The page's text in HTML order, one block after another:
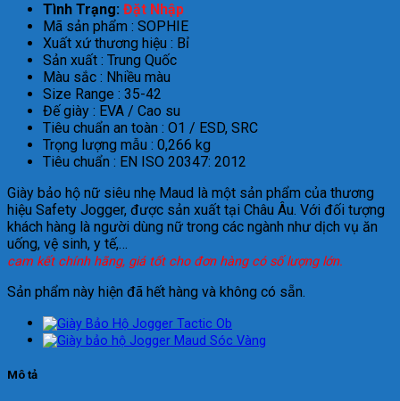
Tình Trạng: Đặt Nhập
Mã sản phẩm : SOPHIE
Xuất xứ thương hiệu : Bỉ
Sản xuất : Trung Quốc
Màu sắc : Nhiều màu
Size Range : 35-42
Đế giày : EVA / Cao su
Tiêu chuẩn an toàn : O1 / ESD, SRC
Trọng lượng mẫu : 0,266 kg
Tiêu chuẩn : EN ISO 20347: 2012
Giày bảo hộ nữ siêu nhẹ Maud là một sản phẩm của thương
hiệu Safety Jogger, được sản xuất tại Châu Âu. Với đối tượng
khách hàng là người dùng nữ trong các ngành như dịch vụ ăn
uống, vệ sinh, y tế,…
cam kết chính hãng, giá tốt cho đơn hàng có số lượng lớn.
Sản phẩm này hiện đã hết hàng và không có sẵn.
Mô tả